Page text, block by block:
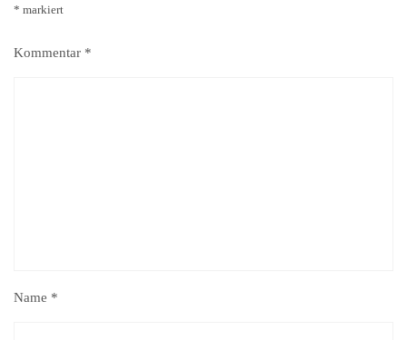
* markiert
Kommentar *
Name *